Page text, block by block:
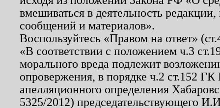
вмешиваться в деятельность
сообщений и материалов».
Воспользуйтесь «Правом на ответ»
«В соответствии с положением ч.3
морального вреда подлежит
опровержения, в порядке ч.2 ст.152
апелляционного определения
5325/2012) председательствующего